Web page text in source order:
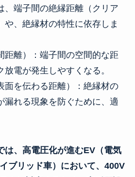
、端子間の絶縁距離（クリア
や、絶縁材の特性に依存しま
距離）：端子間の空間的な距
電が発生しやすくなる。
面を伝わる距離）：絶縁材の
漏れる現象を防ぐために、適
は、高電圧化が進むEV（電気
ブリッド車）において、400V